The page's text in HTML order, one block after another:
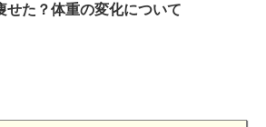
せた？体重の変化について